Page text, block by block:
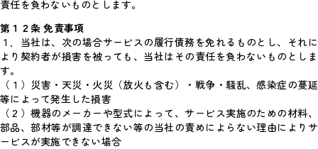
責任を負わないものとします。
第１２条 免責事項
１．当社は、次の場合サービスの履行債務を免れるものとし、それに
より契約者が損害を被っても、当社はその責任を負わないものとしま
す。
（１）災害・天災・火災（放火も含む）・戦争・騒乱、感染症の蔓延
等によって発生した損害
（２）機器のメーカーや型式によって、サービス実施のための材料、
部品、部材等が調達できない等の当社の責めによらない理由によりサ
ービスが実施できない場合